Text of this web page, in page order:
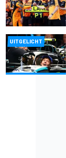
UITGELICHT